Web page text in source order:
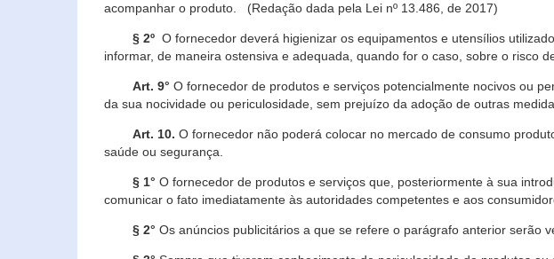
acompanhar o produto. (Redação dada pela Lei nº 13.486, de 2017)
§ 2º O fornecedor deverá higienizar os equipamentos e utensílios
informar, de maneira ostensiva e adequada, quando for o caso, sobre o risco
Art. 9° O fornecedor de produtos e serviços potencialmente nocivos ou
da sua nocividade ou periculosidade, sem prejuízo da adoção de outras
Art. 10. O fornecedor não poderá colocar no mercado de consumo
saúde ou segurança.
§ 1° O fornecedor de produtos e serviços que, posteriormente à sua
comunicar o fato imediatamente às autoridades competentes e aos
§ 2° Os anúncios publicitários a que se refere o parágrafo anterior serão